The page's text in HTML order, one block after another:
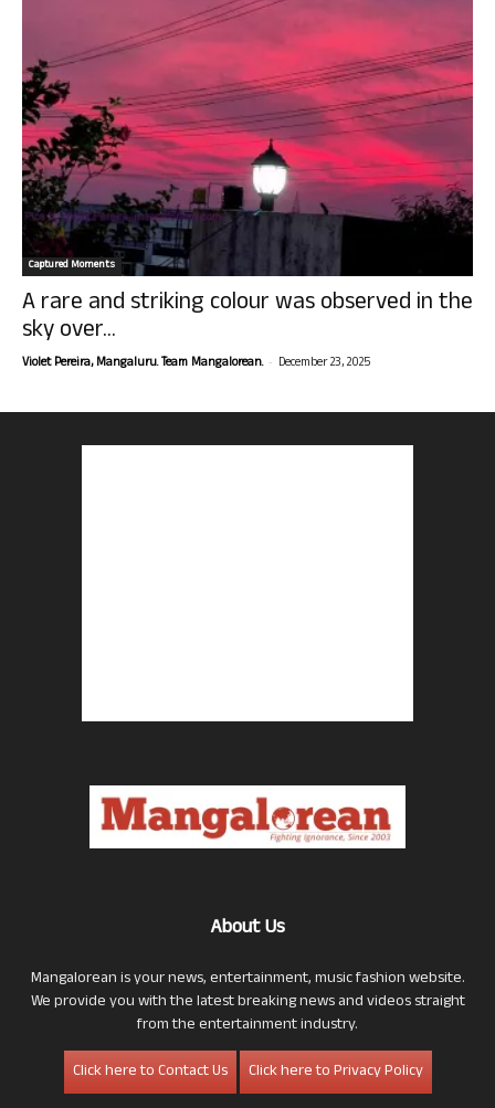
Captured Moments
A rare and striking colour was observed in the
sky over...
Violet Pereira, Mangaluru. Team Mangalorean. - December 23, 2025
About Us
Mangalorean is your news, entertainment, music fashion website.
We provide you with the latest breaking news and videos straight
from the entertainment industry.
Click here to Contact Us
Click here to Privacy Policy